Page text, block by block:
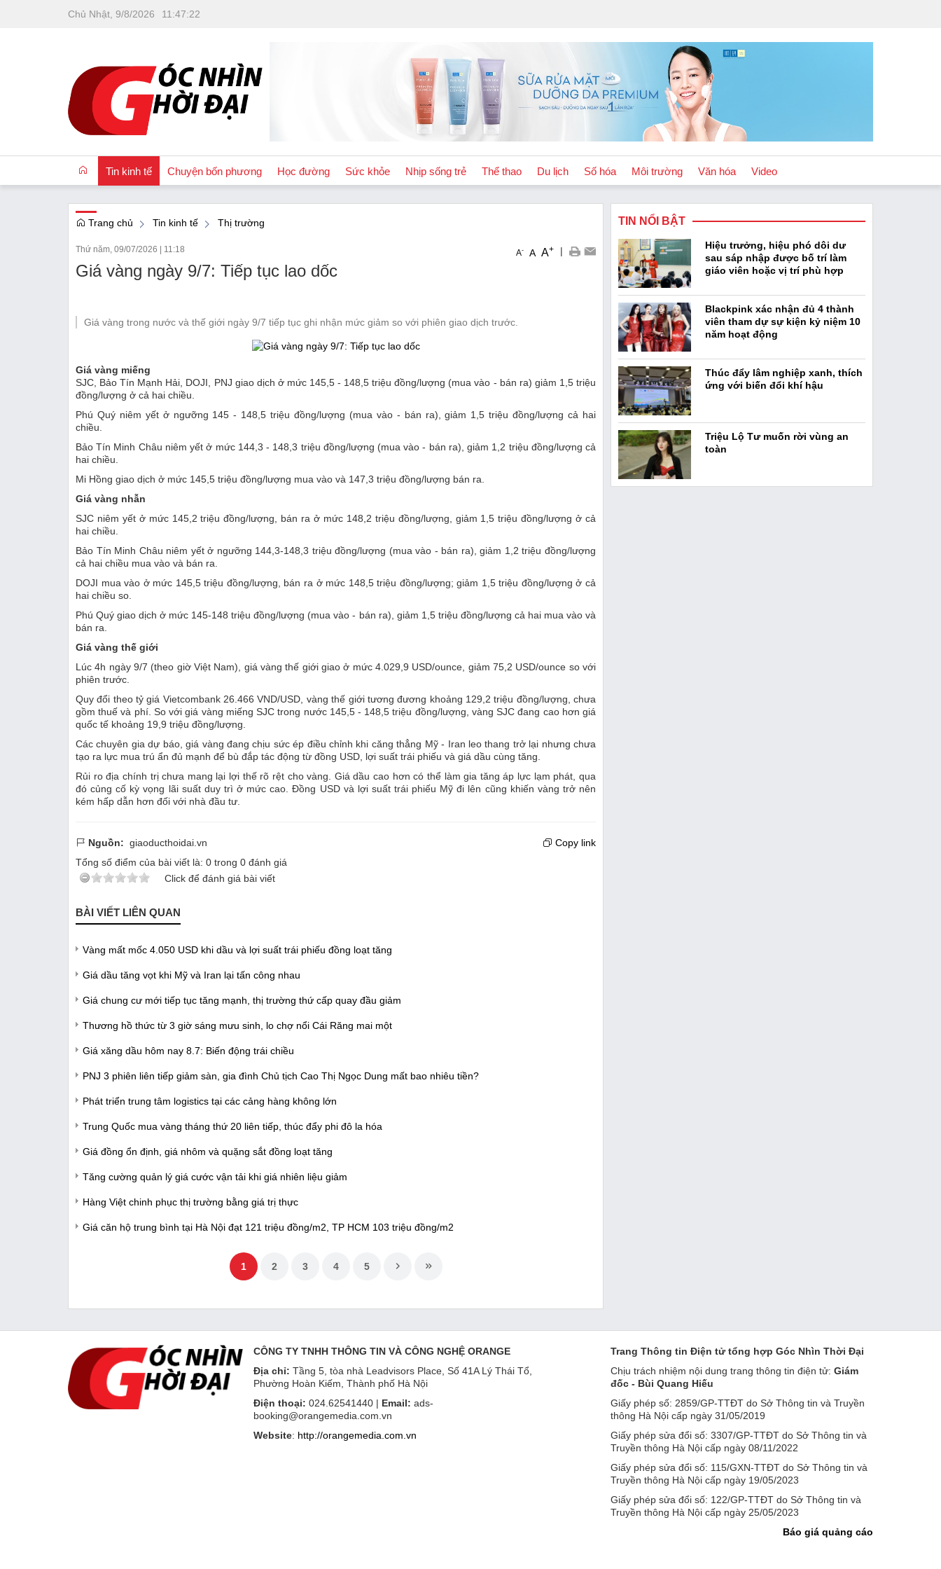
Chủ Nhật, 9/8/2026 11 :47:23
Tin kinh tế
Quốc tế
Tài chính
Thị trường
Chuyện bốn phương Học đường Sức khỏe Nhịp sống trẻ Thể thao Du lịch Số hóa Môi trường Văn hóa
Podcast
Video
Trang chủ Tin kinh tế Thị trường
Thứ năm, 09/07/2026 | 11:18 A- A A+ |
Giá vàng ngày 9/7: Tiếp tục lao dốc
Giá vàng trong nước và thế giới ngày 9/7 tiếp tục ghi nhận mức giảm so với phiên giao dịch trước.
Giá vàng miếng
SJC, Bảo Tín Mạnh Hải, DOJI, PNJ giao dịch ở mức 145,5 - 148,5 triệu đồng/lượng (mua vào - bán ra) giảm 1,5 triệu
đồng/lượng ở cả hai chiều.
Phú Quý niêm yết ở ngưỡng 145 - 148,5 triệu đồng/lượng (mua vào - bán ra), giảm 1,5 triệu đồng/lượng cả hai
chiều.
Bảo Tín Minh Châu niêm yết ở mức 144,3 - 148,3 triệu đồng/lượng (mua vào - bán ra), giảm 1,2 triệu đồng/lượng cả
hai chiều.
Mi Hồng giao dịch ở mức 145,5 triệu đồng/lượng mua vào và 147,3 triệu đồng/lượng bán ra.
Giá vàng nhẫn
SJC niêm yết ở mức 145,2 triệu đồng/lượng, bán ra ở mức 148,2 triệu đồng/lượng, giảm 1,5 triệu đồng/lượng ở cả
hai chiều.
Bảo Tín Minh Châu niêm yết ở ngưỡng 144,3-148,3 triệu đồng/lượng (mua vào - bán ra), giảm 1,2 triệu đồng/lượng
cả hai chiều mua vào và bán ra.
DOJI mua vào ở mức 145,5 triệu đồng/lượng, bán ra ở mức 148,5 triệu đồng/lượng; giảm 1,5 triệu đồng/lượng ở cả
hai chiều so.
Phú Quý giao dịch ở mức 145-148 triệu đồng/lượng (mua vào - bán ra), giảm 1,5 triệu đồng/lượng cả hai mua vào và
bán ra.
Giá vàng thế giới
Lúc 4h ngày 9/7 (theo giờ Việt Nam), giá vàng thế giới giao ở mức 4.029,9 USD/ounce, giảm 75,2 USD/ounce so với
phiên trước.
Quy đổi theo tỷ giá Vietcombank 26.466 VND/USD, vàng thế giới tương đương khoảng 129,2 triệu đồng/lượng, chưa
gồm thuế và phí. So với giá vàng miếng SJC trong nước 145,5 - 148,5 triệu đồng/lượng, vàng SJC đang cao hơn giá
quốc tế khoảng 19,9 triệu đồng/lượng.
Các chuyên gia dự báo, giá vàng đang chịu sức ép điều chỉnh khi căng thẳng Mỹ - Iran leo thang trở lại nhưng chưa
tạo ra lực mua trú ẩn đủ mạnh để bù đắp tác động từ đồng USD, lợi suất trái phiếu và giá dầu cùng tăng.
Rủi ro địa chính trị chưa mang lại lợi thế rõ rệt cho vàng. Giá dầu cao hơn có thể làm gia tăng áp lực lạm phát, qua
đó củng cố kỳ vọng lãi suất duy trì ở mức cao. Đồng USD và lợi suất trái phiếu Mỹ đi lên cũng khiến vàng trở nên
kém hấp dẫn hơn đối với nhà đầu tư.
Nguồn: giaoducthoidai.vn
Copy link
Tổng số điểm của bài viết là: 0 trong 0 đánh giá
Click để đánh giá bài viết
BÀI VIẾT LIÊN QUAN
Vàng mất mốc 4.050 USD khi dầu và lợi suất trái phiếu đồng loạt tăng
Giá dầu tăng vọt khi Mỹ và Iran lại tấn công nhau
Giá chung cư mới tiếp tục tăng mạnh, thị trường thứ cấp quay đầu giảm
Thương hồ thức từ 3 giờ sáng mưu sinh, lo chợ nổi Cái Răng mai một
Giá xăng dầu hôm nay 8.7: Biến động trái chiều
PNJ 3 phiên liên tiếp giảm sàn, gia đình Chủ tịch Cao Thị Ngọc Dung mất bao nhiêu tiền?
Phát triển trung tâm logistics tại các cảng hàng không lớn
Trung Quốc mua vàng tháng thứ 20 liên tiếp, thúc đẩy phi đô la hóa
Giá đồng ổn định, giá nhôm và quặng sắt đồng loạt tăng
Tăng cường quản lý giá cước vận tải khi giá nhiên liệu giảm
Hàng Việt chinh phục thị trường bằng giá trị thực
Giá căn hộ trung bình tại Hà Nội đạt 121 triệu đồng/m2, TP HCM 103 triệu đồng/m2
1 2 3 4 5
TIN NỔI BẬT
Hiệu trưởng, hiệu phó dôi dư
sau sáp nhập được bố trí làm
giáo viên hoặc vị trí phù hợp
Blackpink xác nhận đủ 4 thành
viên tham dự sự kiện kỷ niệm 10
năm hoạt động
Thúc đẩy lâm nghiệp xanh, thích
ứng với biến đổi khí hậu
Triệu Lộ Tư muốn rời vùng an
toàn
CÔNG TY TNHH THÔNG TIN VÀ CÔNG NGHỆ ORANGE
Địa chỉ: Tầng 5, tòa nhà Leadvisors Place, Số 41A Lý Thái Tổ,
Phường Hoàn Kiếm, Thành phố Hà Nội
Điện thoại: 024.62541440 | Email: ads-
booking@orangemedia.com.vn
Website: http://orangemedia.com.vn
Trang Thông tin Điện tử tổng hợp Góc Nhìn Thời Đại
Chịu trách nhiệm nội dung trang thông tin điện tử: Giám
đốc - Bùi Quang Hiếu
Giấy phép số: 2859/GP-TTĐT do Sở Thông tin và Truyền
thông Hà Nội cấp ngày 31/05/2019
Giấy phép sửa đổi số: 3307/GP-TTĐT do Sở Thông tin và
Truyền thông Hà Nội cấp ngày 08/11/2022
Giấy phép sửa đổi số: 115/GXN-TTĐT do Sở Thông tin và
Truyền thông Hà Nội cấp ngày 19/05/2023
Giấy phép sửa đổi số: 122/GP-TTĐT do Sở Thông tin và
Truyền thông Hà Nội cấp ngày 25/05/2023
Báo giá quảng cáo